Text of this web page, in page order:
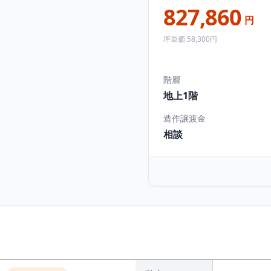
827,860 円
坪単価 58,300円
階層
地上1階
造作譲渡金
相談